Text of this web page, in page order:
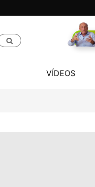
VÍDEOS